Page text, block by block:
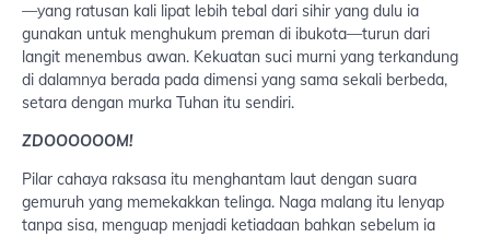
—yang ratusan kali lipat lebih tebal dari sihir yang dulu ia
gunakan untuk menghukum preman di ibukota—turun dari
langit menembus awan. Kekuatan suci murni yang terkandung
di dalamnya berada pada dimensi yang sama sekali berbeda,
setara dengan murka Tuhan itu sendiri.
ZDOOOOOOM!
Pilar cahaya raksasa itu menghantam laut dengan suara
gemuruh yang memekakkan telinga. Naga malang itu lenyap
tanpa sisa, menguap menjadi ketiadaan bahkan sebelum ia